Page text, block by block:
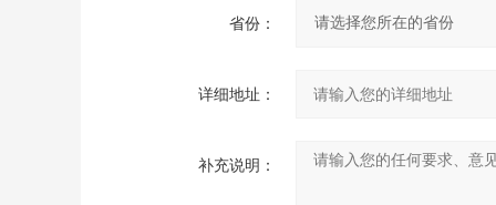
省份：
详细地址：
补充说明：